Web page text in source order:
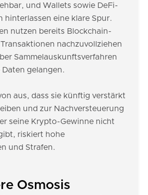
und Wallets sowie DeFi-
hinterlassen eine klare Spur.
nutzen bereits Blockchain-
nachzuvollziehen
Sammelauskunftsverfahren
gelangen.
aus, dass sie künftig verstärkt
und zur Nachversteuerung
seine Krypto-Gewinne nicht
riskiert hohe
und Strafen.
Osmosis